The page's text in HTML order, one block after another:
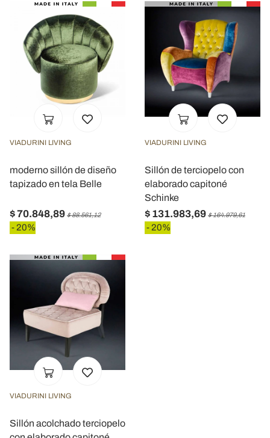
VIADURINI LIVING
moderno sillón de diseño
tapizado en tela Belle
$ 70.848,89 $ 88.561,12
- 20%
VIADURINI LIVING
Sillón de terciopelo con
elaborado capitoné
Schinke
$ 131.983,69 $ 164.979,61
- 20%
VIADURINI LIVING
Sillón acolchado terciopelo